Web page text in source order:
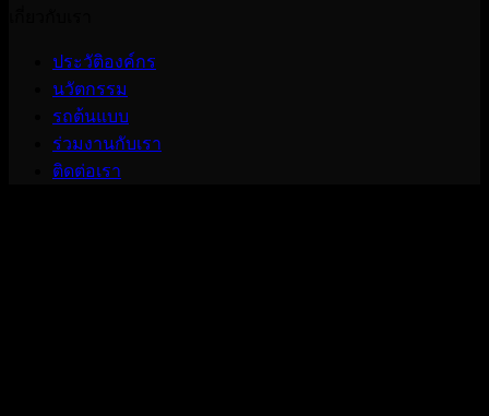
ประวัติองค์กร
นวัตกรรม
รถต้นแบบ
ร่วมงานกับเรา
ติดต่อเรา